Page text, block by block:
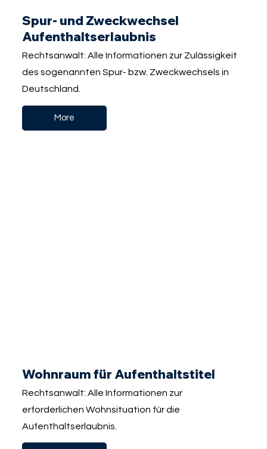
Spur- und Zweckwechsel
Aufenthaltserlaubnis
Rechtsanwalt: Alle Informationen zur Zulässigkeit
des sogenannten Spur- bzw. Zweckwechsels in
Deutschland.
More
Wohnraum für Aufenthaltstitel
Rechtsanwalt: Alle Informationen zur
erforderlichen Wohnsituation für die
Aufenthaltserlaubnis.